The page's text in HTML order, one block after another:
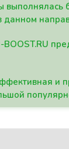
выполнялась
данном
и